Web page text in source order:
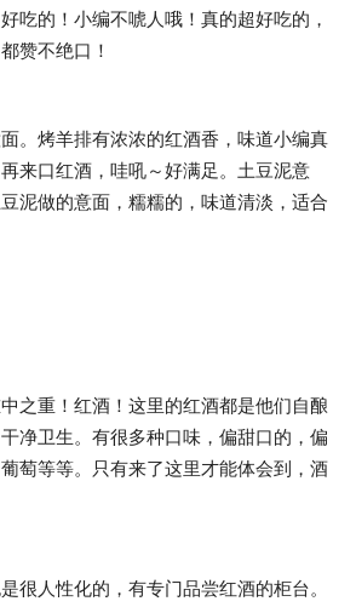
吃的！小编不唬人哦！真的超好吃的，
赞不绝口！
。烤羊排有浓浓的红酒香，味道小编真
来口红酒，哇吼～好满足。土豆泥意
泥做的意面，糯糯的，味道清淡，适合
之重！红酒！这里的红酒都是他们自酿
净卫生。有很多种口味，偏甜口的，偏
萄等等。只有来了这里才能体会到，酒
很人性化的，有专门品尝红酒的柜台。